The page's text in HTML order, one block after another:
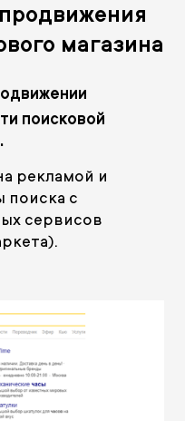
магазина
поисковой
рекламой и
поиска с
сервисов